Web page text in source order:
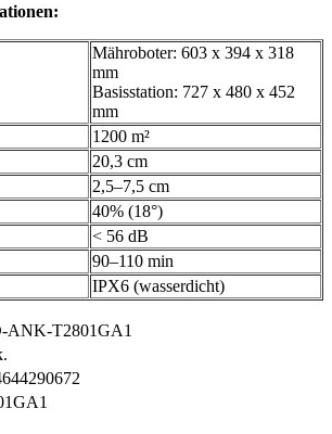
Mähroboter: 603 x 394 x 318
mm
Basisstation: 727 x 480 x 452
mm
1200 m²
20,3 cm
2,5–7,5 cm
40% (18°)
< 56 dB
90–110 min
IPX6 (wasserdicht)
ANK-T2801GA1